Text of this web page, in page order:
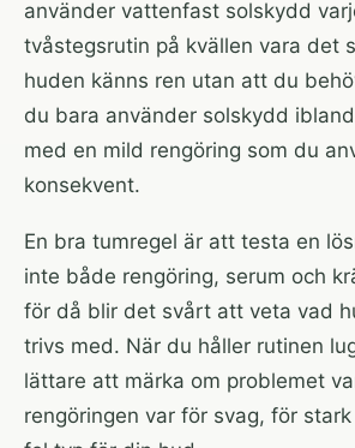
använder vattenfast solskydd
tvåstegsrutin på kvällen vara det
huden känns ren utan att du
du bara använder solskydd
med en mild rengöring som du
konsekvent.
En bra tumregel är att testa en
inte både rengöring, serum och
för då blir det svårt att veta vad
trivs med. När du håller rutinen
lättare att märka om problemet
rengöringen var för svag, för